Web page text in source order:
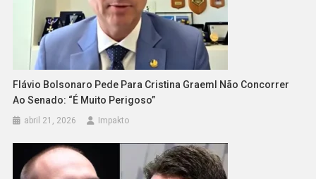
Flávio Bolsonaro Pede Para Cristina Graeml Não Concorrer
Ao Senado: “É Muito Perigoso”
abril 21, 2026 Impakto